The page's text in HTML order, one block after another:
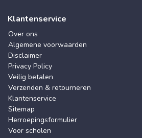
Klantenservice
Over ons
Algemene voorwaarden
Disclaimer
Privacy Policy
Veilig betalen
Verzenden & retourneren
Klantenservice
Sitemap
Herroepingsformulier
Voor scholen